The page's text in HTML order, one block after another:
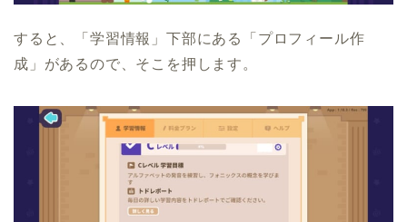
すると、「学習情報」下部にある「プロフィール作
成」があるので、そこを押します。